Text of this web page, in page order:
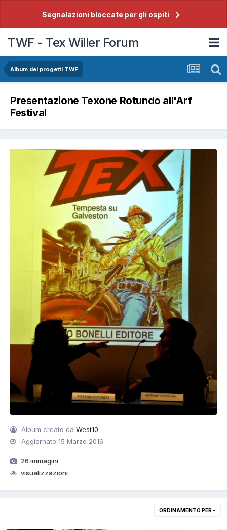
Segnalazioni bloccate per gli ospiti
TWF - Tex Willer Forum
Album dei progetti TWF
Presentazione Texone Rotundo all'Arf
Festival
Album creato daWest10
Aggiornato15 Marzo 2016
26 immagini
visualizzazioni
ORDINAMENTO PER